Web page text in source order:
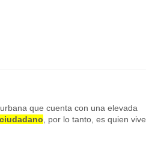
que cuenta con una elevada
ciudadano , por lo tanto, es quien vive